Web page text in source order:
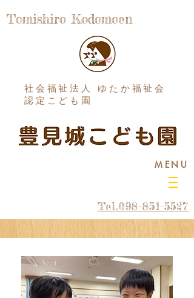
Tomishiro Kodomoen
社会福祉法人 ゆたか福祉会
認定こども園
MENU
Tel.098-851-5527